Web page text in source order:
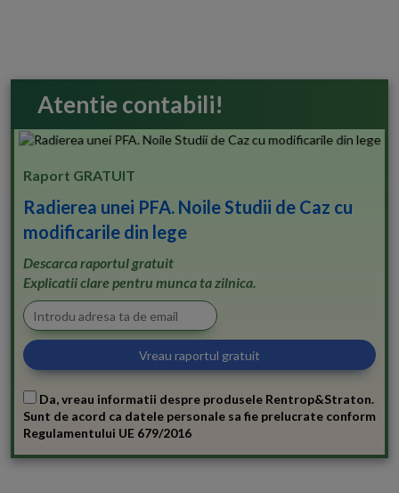
Atentie contabili!
Raport GRATUIT
Radierea unei PFA. Noile Studii de Caz cu
modificarile din lege
Descarca raportul gratuit
Explicatii clare pentru munca ta zilnica.
Da, vreau informatii despre produsele Rentrop&Straton.
Sunt de acord ca datele personale sa fie prelucrate conform
Regulamentului UE 679/2016